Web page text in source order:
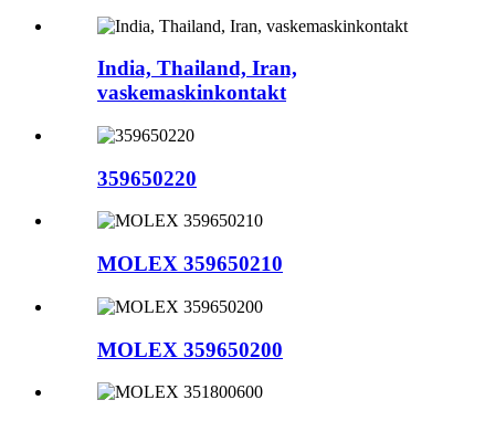
India, Thailand, Iran,
vaskemaskinkontakt
359650220
MOLEX 359650210
MOLEX 359650200